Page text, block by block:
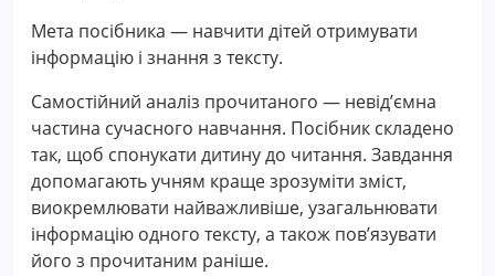
Мета посібника — навчити дітей отримувати
інформацію і знання з тексту.
Самостійний аналіз прочитаного — невід’ємна
частина сучасного навчання. Посібник складено
так, щоб спонукати дитину до читання. Завдання
допомагають учням краще зрозуміти зміст,
виокремлювати найважливіше, узагальнювати
інформацію одного тексту, а також пов’язувати
його з прочитаним раніше.